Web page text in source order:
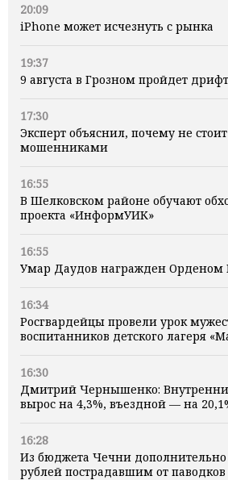
20:09
iPhone может исчезнуть с рынка
19:37
9 августа в Грозном пройдет
17:30
Эксперт объяснил, почему не
мошенниками
16:55
В Шелковском районе обучают
проекта «ИнформУИК»
16:55
Умар Даудов награжден Орденом
16:34
Росгвардейцы провели урок
воспитанников детского лагеря
16:30
Дмитрий Чернышенко:
вырос на 4,3%, въездной — на
16:28
Из бюджета Чечни
рублей пострадавшим от паводков